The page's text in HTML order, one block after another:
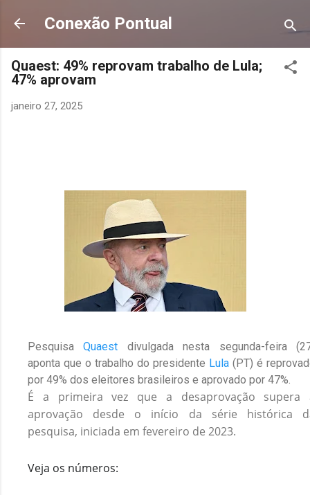
Pular para o conteúdo principal
Conexão Pontual
Quaest: 49% reprovam trabalho de Lula;
47% aprovam
janeiro 27, 2025
PesquisaQuaest divulgada nesta segunda-feira
aponta que o trabalho do presidente Lula (PT) é
por 49% dos eleitores brasileiros e aprovado por 47%.
É a primeira vez que a desaprovação supera
aprovação desde o início da série histórica
pesquisa, iniciada em fevereiro de 2023.
Veja os números: